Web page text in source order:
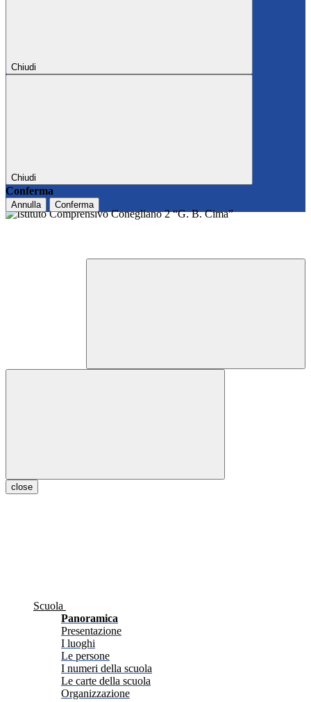
Chiudi
Chiudi
Conferma
Annulla Conferma
close
Scuola
Panoramica
Presentazione
I luoghi
Le persone
I numeri della scuola
Le carte della scuola
Organizzazione